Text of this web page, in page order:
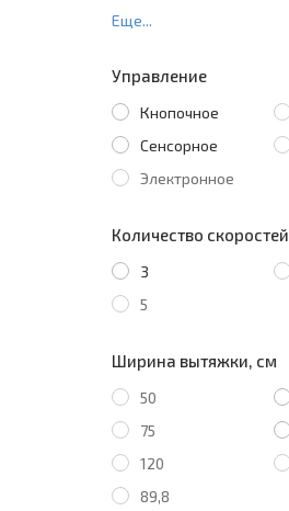
Еще...
Управление
Кнопочное
Сенсорное
Электронное
Количество скоростей
3
5
Ширина вытяжки, см
50
75
120
89,8